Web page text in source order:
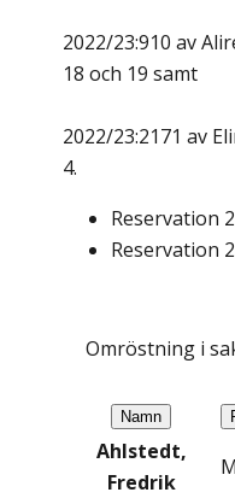
2022/23:910 av
18 och 19 samt
2022/23:2171 av
4.
Reservation
Reservation
Omröstning i
Namn
Ahlstedt,
Fredrik
M